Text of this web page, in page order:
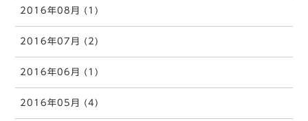
2016年08月 (1)
2016年07月 (2)
2016年06月 (1)
2016年05月 (4)